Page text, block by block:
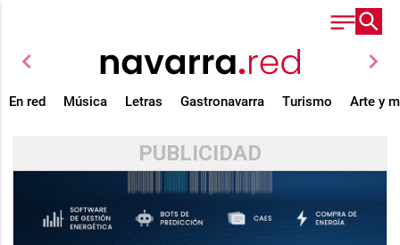
chevron_left chevron_right
En red Música Letras Gastronavarra Turismo Arte y
PUBLICIDAD